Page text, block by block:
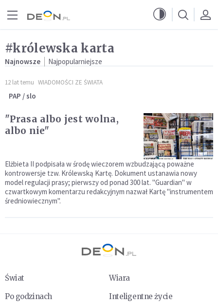
#królewska karta
Najnowsze Najpopularniejsze
12 lat temu WIADOMOŚCI ZE ŚWIATA
PAP / slo
"Prasa albo jest wolna,
albo nie"
Elżbieta II podpisała w środę wieczorem wzbudzającą poważne
kontrowersje tzw. Królewską Kartę. Dokument ustanawia nowy
model regulacji prasy; pierwszy od ponad 300 lat. "Guardian" w
czwartkowym komentarzu redakcyjnym nazwał Kartę "instrumentem
średniowiecznym".
Świat
Wiara
Po godzinach
Inteligentne życie